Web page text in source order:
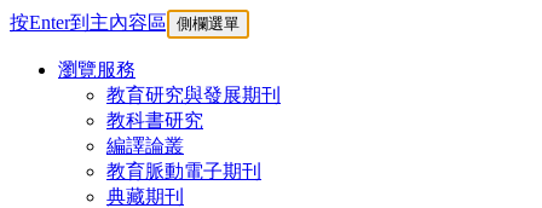
按Enter到主內容區 側欄選單
瀏覽服務
教育研究與發展期刊
教科書研究
編譯論叢
教育脈動電子期刊
典藏期刊